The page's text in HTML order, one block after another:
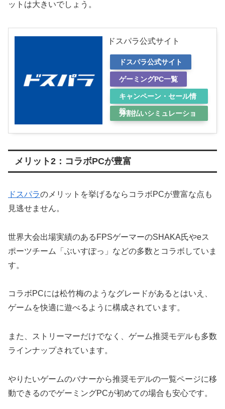
ットは大きいでしょう。
ドスパラ公式サイト
ドスパラ公式サイト
ゲーミングPC一覧
キャンペーン・セール情
報
分割払いシミュレーショ
メリット2：コラボPCが豊富
ドスパラのメリットを挙げるならコラボPCが豊富な点も
見逃せません。
世界大会出場実績のあるFPSゲーマーのSHAKA氏やeス
ポーツチーム「ぶいすぽっ」などの多数とコラボしていま
す。
コラボPCには松竹梅のようなグレードがあるとはいえ、
ゲームを快適に遊べるように構成されています。
また、ストリーマーだけでなく、ゲーム推奨モデルも多数
ラインナップされています。
やりたいゲームのバナーから推奨モデルの一覧ページに移
動できるのでゲーミングPCが初めての場合も安心です。